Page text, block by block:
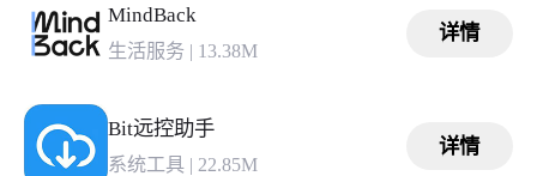
MindBack
生活服务 | 13.38M
详情
Bit远控助手
系统工具| 22.85M
详情